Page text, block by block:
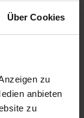
Über Cookies
zu
anbieten
zu
Kenntnis